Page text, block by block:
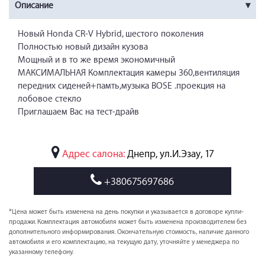
Описание
Новый Honda CR-V Hybrid, шестого поколения
Полностью новый дизайн кузова
Мощный и в то же время экономичный
МАКСИМАЛЬНАЯ Комплектация камеры 360,вентиляция
передних сиденей+памть,музыка BOSE .проекция на
лобовое стекло
Приглашаем Вас на тест-драйв
Адрес салона: Днепр, ул.И.Эзау, 17
+380675697686
*Цена может быть изменена на день покупки и указывается в договоре купли-
продажи. Комплектация автомобиля может быть изменена производителем без
дополнительного информирования. Окончательную стоимость, наличие данного
автомобиля и его комплектацию, на текущую дату, уточняйте у менеджера по
указанному телефону.